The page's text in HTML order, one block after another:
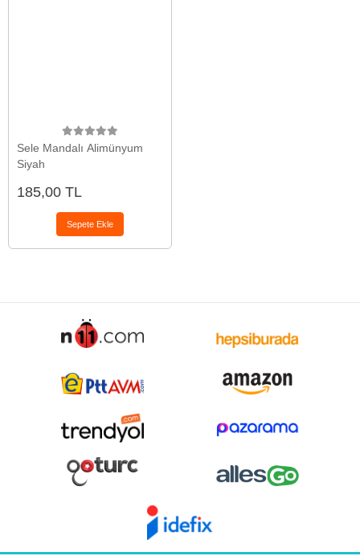
Sele Mandalı Alimünyum
Siyah
185,00 TL
Sepete Ekle